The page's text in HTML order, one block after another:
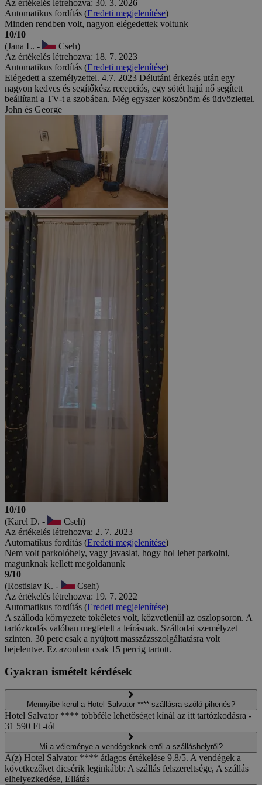
Az értékelés létrehozva: 30. 3. 2026
Automatikus fordítás (Eredeti megjelenítése)
Minden rendben volt, nagyon elégedettek voltunk
10/10
(Jana L. -
Cseh)
Az értékelés létrehozva: 18. 7. 2023
Automatikus fordítás (Eredeti megjelenítése)
Elégedett a személyzettel. 4.7. 2023 Délutáni érkezés után egy
nagyon kedves és segítőkész recepciós, egy sötét hajú nő segített
beállítani a TV-t a szobában. Még egyszer köszönöm és üdvözlettel.
John és George
10/10
(Karel D. -
Cseh)
Az értékelés létrehozva: 2. 7. 2023
Automatikus fordítás (Eredeti megjelenítése)
Nem volt parkolóhely, vagy javaslat, hogy hol lehet parkolni,
magunknak kellett megoldanunk
9/10
(Rostislav K. -
Cseh)
Az értékelés létrehozva: 19. 7. 2022
Automatikus fordítás (Eredeti megjelenítése)
A szálloda környezete tökéletes volt, közvetlenül az oszlopsoron. A
tartózkodás valóban megfelelt a leírásnak. Szállodai személyzet
szinten. 30 perc csak a nyújtott masszázsszolgáltatásra volt
bejelentve. Ez azonban csak 15 percig tartott.
Gyakran ismételt kérdések
Mennyibe kerül a Hotel Salvator **** szállásra szóló pihenés?
Hotel Salvator **** többféle lehetőséget kínál az itt tartózkodásra -
31 590 Ft -tól
Mi a véleménye a vendégeknek erről a szálláshelyről?
A(z) Hotel Salvator **** átlagos értékelése 9.8/5. A vendégek a
következőket dicsérik leginkább: A szállás felszereltsége, A szállás
elhelyezkedése, Ellátás